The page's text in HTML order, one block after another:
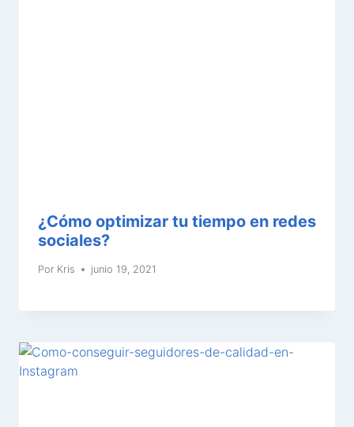
¿Cómo optimizar tu tiempo en redes
sociales?
Por Kris junio 19, 2021